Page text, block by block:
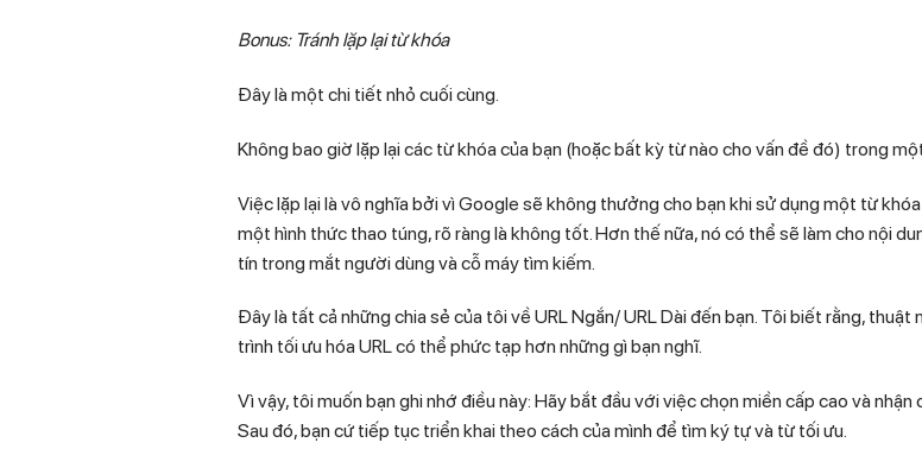
Bonus: Tránh lặp lại từ khóa
Đây là một chi tiết nhỏ cuối cùng.
Không bao giờ lặp lại các từ khóa của bạn (hoặc bất kỳ từ nào cho vấn đề đó) trong
Việc lặp lại là vô nghĩa bởi vì Google sẽ không thưởng cho bạn khi sử dụng một từ
một hình thức thao túng, rõ ràng là không tốt. Hơn thế nữa, nó có thể sẽ làm cho nội
tín trong mắt người dùng và cỗ máy tìm kiếm.
Đây là tất cả những chia sẻ của tôi về URL Ngắn/ URL Dài đến bạn. Tôi biết rằng, thuật
trình tối ưu hóa URL có thể phức tạp hơn những gì bạn nghĩ.
Vì vậy, tôi muốn bạn ghi nhớ điều này: Hãy bắt đầu với việc chọn miền cấp cao và
Sau đó, bạn cứ tiếp tục triển khai theo cách của mình để tìm ký tự và từ tối ưu.